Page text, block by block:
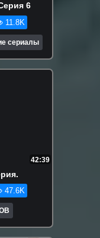
6
11.8K
сериалы
42:39
47.6K